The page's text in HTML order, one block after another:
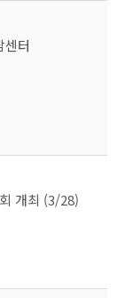
센터
개최 (3/28)